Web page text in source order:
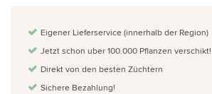
Eigener Lieferservice (innerhalb der Region)
Jetzt schon uber 100.000 Pflanzen verschikt!
Direkt von den besten Züchtern
Sichere Bezahlung!